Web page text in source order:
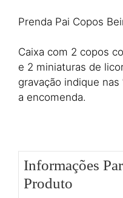
Prenda Pai Copos
Caixa com 2 copos
e 2 miniaturas de
gravação indique
a encomenda.
Informações
Produto